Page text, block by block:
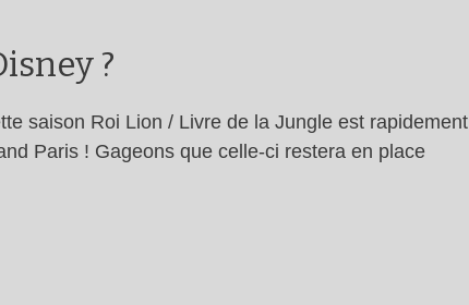
?
saison Roi Lion / Livre de la Jungle est rapidement
Paris ! Gageons que celle-ci restera en place